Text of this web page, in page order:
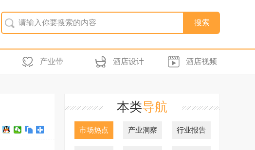
产业带 酒店设计 酒店视频
本类导航
市场热点 产业洞察 行业报告